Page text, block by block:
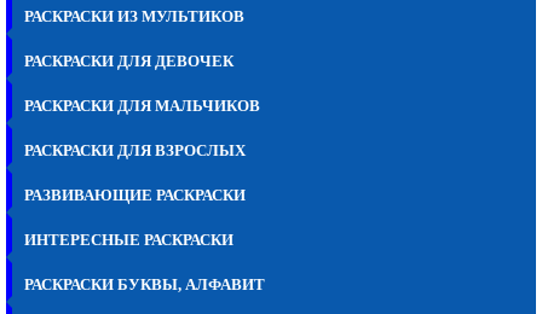
РАСКРАСКИ ИЗ МУЛЬТИКОВ
РАСКРАСКИ ДЛЯ ДЕВОЧЕК
РАСКРАСКИ ДЛЯ МАЛЬЧИКОВ
РАСКРАСКИ ДЛЯ ВЗРОСЛЫХ
РАЗВИВАЮЩИЕ РАСКРАСКИ
ИНТЕРЕСНЫЕ РАСКРАСКИ
РАСКРАСКИ БУКВЫ, АЛФАВИТ